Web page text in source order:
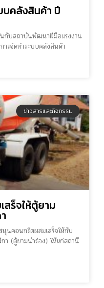
บคลังสินค้า ปี
กับสถาบันพัฒนาฝีมือแรงงาน
ารจัดทำระบบคลังสินค้า
ข่าวสารและกิจกรรม
ร็จให้ตู้ยาม
นคอนกรีตผสมเสร็จให้กับ
า (ตู้ยามนำร่อง) ให้แก่สถานี